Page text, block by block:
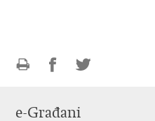
FacebookuTwitteru
e-Građani